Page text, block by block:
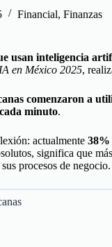
Financial, Finanzas
usan inteligencia
en México 2025,
comenzaron a
minuto.
actualmente 38%
significa que
procesos de negocio.